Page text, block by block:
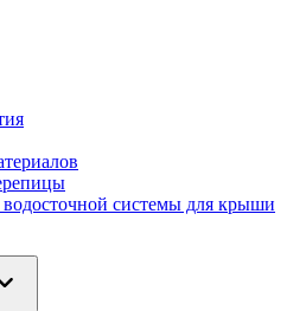
водосточной системы для крыши